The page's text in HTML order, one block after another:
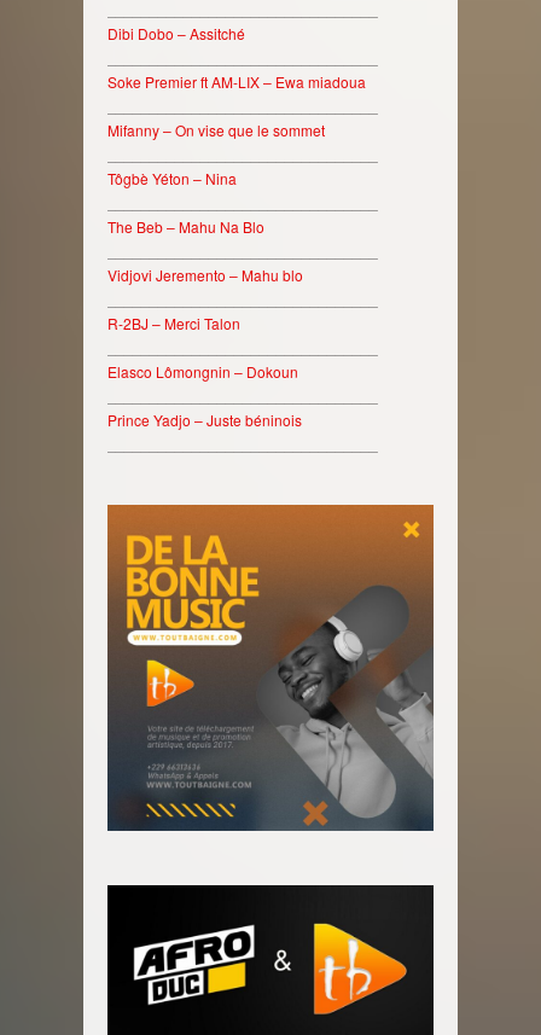
Dibi Dobo – Assitché
Soke Premier ft AM-LIX – Ewa miadoua
Mifanny – On vise que le sommet
Tôgbè Yéton – Nina
The Beb – Mahu Na Blo
Vidjovi Jeremento – Mahu blo
R-2BJ – Merci Talon
Elasco Lômongnin – Dokoun
Prince Yadjo – Juste béninois